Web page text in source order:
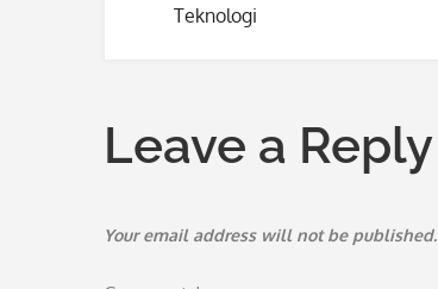
Teknologi
Leave a Reply
Your email address will not be published.